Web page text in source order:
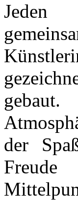
Jeden
der